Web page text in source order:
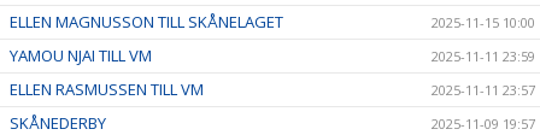
ELLEN MAGNUSSON TILL SKÅNELAGET 2025-11-15 10:00
YAMOU NJAI TILL VM 2025-11-11 23:59
ELLEN RASMUSSEN TILL VM 2025-11-11 23:57
SKÅNEDERBY 2025-11-09 19:57